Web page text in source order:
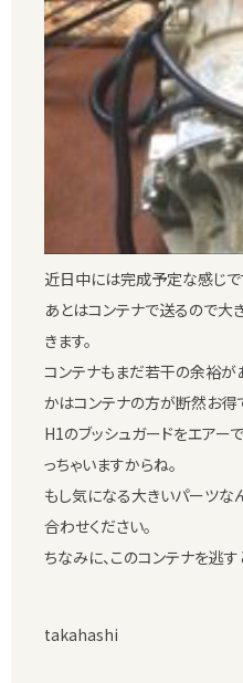
近日中には完成予定な感じで
あとはコンテナで送るので大
きます。
コンテナもまだ若干の余裕が
かはコンテナの方が断然お得
H1のブッシュガードをエアー
っちゃいますからね。
もし気になる大きいパーツな
合わせください。
ちなみに、このコンテナを逃
takahashi